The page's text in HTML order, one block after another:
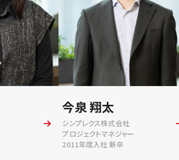
今泉 翔太
シンプレクス株式会社
プロジェクトマネジャー
2011年度入社 新卒